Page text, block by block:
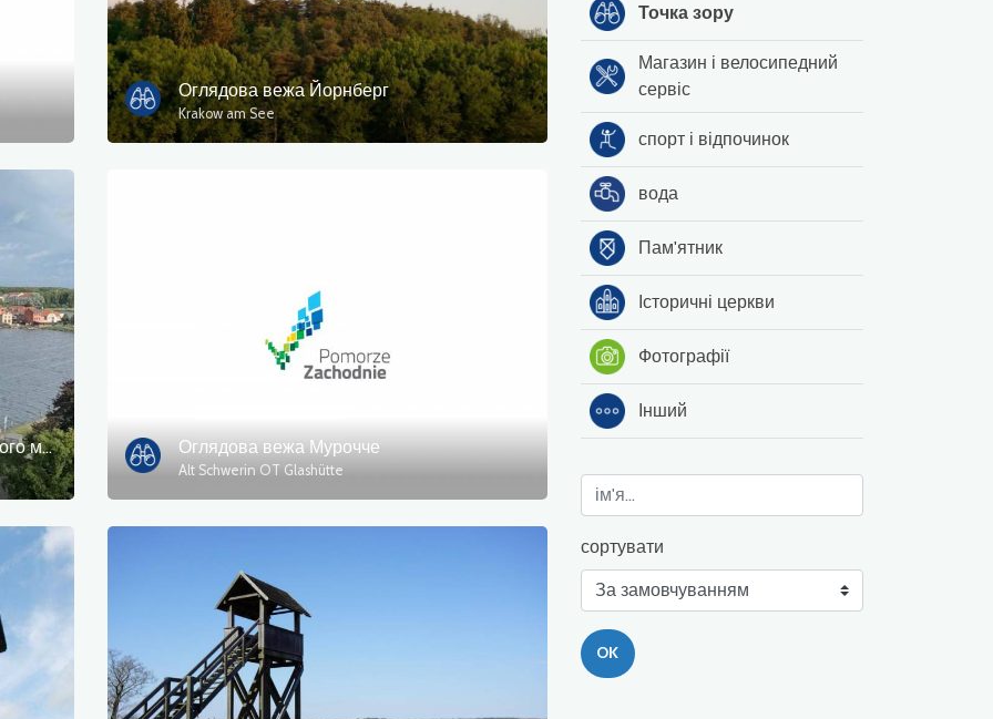
Оглядова вежа Йорнберг
Krakow am See
Оглядова вежа костелу Мальховського монастиря Оглядова вежа Мурочче
Alt Schwerin OT Glashütte
Точка зору
Магазин і велосипедний
сервіс
спорт і відпочинок
вода
Пам'ятник
Історичні церкви
Фотографії
Інший
сортувати
OK